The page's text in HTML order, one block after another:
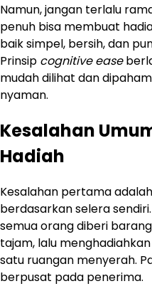
Namun, jangan terlalu
penuh bisa membuat
baik simpel, bersih, dan
Prinsip cognitive ease
mudah dilihat dan
nyaman.
Kesalahan
Hadiah
Kesalahan pertama
berdasarkan selera
semua orang diberi
tajam, lalu
satu ruangan menyerah.
berpusat pada penerima.